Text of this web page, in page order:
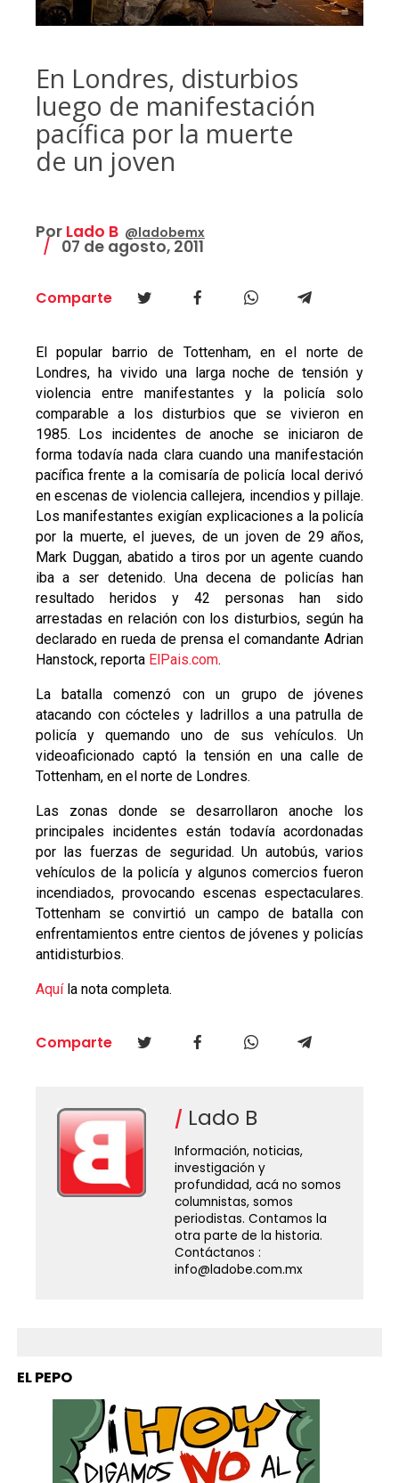
En Londres, disturbios
luego de manifestación
pacífica por la muerte
de un joven
Por Lado B @ladobemx
07 de agosto, 2011
Comparte
El popular barrio de Tottenham, en el norte de
Londres, ha vivido una larga noche de tensión y
violencia entre manifestantes y la policía solo
comparable a los disturbios que se vivieron en
1985. Los incidentes de anoche se iniciaron de
forma todavía nada clara cuando una manifestación
pacífica frente a la comisaría de policía local derivó
en escenas de violencia callejera, incendios y pillaje.
Los manifestantes exigían explicaciones a la policía
por la muerte, el jueves, de un joven de 29 años,
Mark Duggan, abatido a tiros por un agente cuando
iba a ser detenido. Una decena de policías han
resultado heridos y 42 personas han sido
arrestadas en relación con los disturbios, según ha
declarado en rueda de prensa el comandante Adrian
Hanstock, reporta ElPais.com.
La batalla comenzó con un grupo de jóvenes
atacando con cócteles y ladrillos a una patrulla de
policía y quemando uno de sus vehículos. Un
videoaficionado captó la tensión en una calle de
Tottenham, en el norte de Londres.
Las zonas donde se desarrollaron anoche los
principales incidentes están todavía acordonadas
por las fuerzas de seguridad. Un autobús, varios
vehículos de la policía y algunos comercios fueron
incendiados, provocando escenas espectaculares.
Tottenham se convirtió un campo de batalla con
enfrentamientos entre cientos de jóvenes y policías
antidisturbios.
Aquíla nota completa.
Comparte
Lado B
Información, noticias,
investigación y
profundidad, acá no somos
columnistas, somos
periodistas. Contamos la
otra parte de la historia.
Contáctanos :
info@ladobe.com.mx
EL PEPO